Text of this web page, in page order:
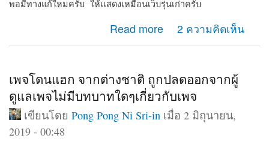
พอมีทางแก้ใหมครับ ให้เเสดงเหมือนเว็บรุ่นเก่าครับ
Read more
about Web shows on computer only 2 ความคิดเห็น
เพจโดนแฮก จากต่างชาติ ถูกปลดออกจากผู้
ดูแลเพจไม่มีบทบาทใดๆเกี่ยวกับเพจ
เขียนโดย Pong Pong Ni Sri-in เมื่อ 2 มิถุนายน,
2019 - 00:48